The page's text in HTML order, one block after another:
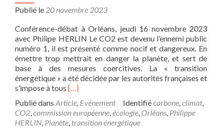
Publié le 20 novembre 2023
Conférence-débat à Orléans, jeudi 16 novembre 2023
avec Philipe HERLIN Le CO2 est devenu l’ennemi public
numéro 1, il est présenté comme nocif et dangereux. En
émettre trop mettrait en danger la planète, et sert de
base à des mesures coercitives. La « transition
énergétique » a été décidée par les autorités françaises et
s’impose à tous En
plus
surTransition
énergétique
[…]
Publié dans Article, Evénement Identifiécarbone,climat,
CO2,commission européenne,écologie, Orléans, Philippe
HERLIN, Planète, transition énergétique